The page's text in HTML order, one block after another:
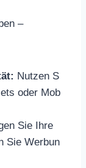
–
Nutzen S
oder Mob
Sie Ihre
Sie Werbun